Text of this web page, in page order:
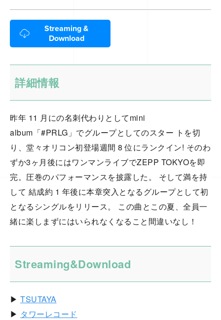
Streaming &
Download
詳細情報
昨年 11 月にの名刺代わりとしてmini
album「#PRLG」でグループとしてのスター トを切
り、堂々オリコン初登場週間 8 位にランクイン! そのわ
ずか3ヶ月後にはワンマンライブでZEPP TOKYOを即
完。圧巻のパフォーマンスを披露した。 そして満を持
して 結成約 1 年後に本章突入となるグループとして初
となるシングルをリリース。 この曲とこの夏、全員一
緒に楽しまずにはいられなくなること間違いなし！
Streaming&Download
▶︎ TSUTAYA
▶︎ タワーレコード